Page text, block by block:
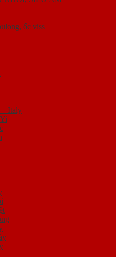
ốc viss
– Italy